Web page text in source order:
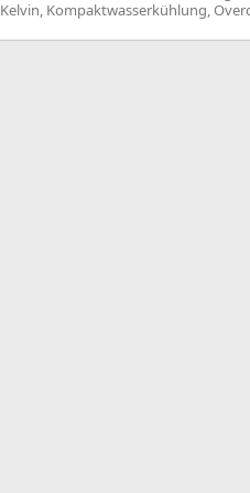
Kelvin Kompaktwasserkühlung ,